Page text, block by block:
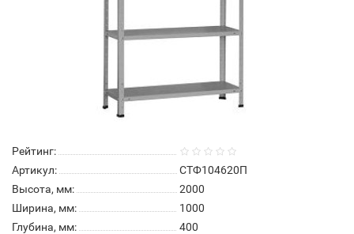
Рейтинг:
Артикул:
СТФ104620П
Высота, мм:
2000
Ширина, мм:
1000
Глубина, мм:
400